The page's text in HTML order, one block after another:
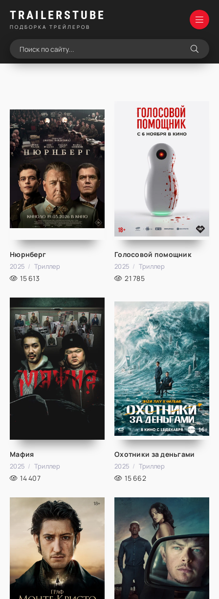
TRAILERSTUBE
ПОДБОРКА ТРЕЙЛЕРОВ
Нюрнберг
2025 Триллер
15 613
Голосовой помощник
2025 Триллер
21 785
Мафия
2025 Триллер
14 407
Охотники за деньгами
2025 Триллер
15 662